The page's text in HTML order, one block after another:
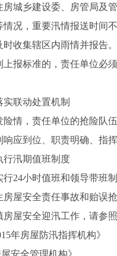
房城乡建设委、房管局及
情况，重要汛情报送时间
收集辖区内雨情并报告。
上报标准的，责任单位必
实联动处置机制
险情，责任单位的抢险队
响应到位、职责明确、指
行汛期值班制度
行24小时值班和领导带班
房屋安全责任事故和贻误
房屋安全迎汛工作，请参照
年房屋防汛指挥机构》
安全管理机构》